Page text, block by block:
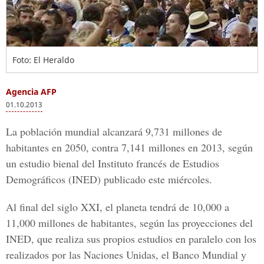
Foto: El Heraldo
Agencia AFP
01.10.2013
La población mundial alcanzará 9,731 millones de
habitantes en 2050, contra 7,141 millones en 2013, según
un estudio bienal del Instituto francés de Estudios
Demográficos (INED) publicado este miércoles.
Al final del siglo XXI, el planeta tendrá de 10,000 a
11,000 millones de habitantes, según las proyecciones del
INED, que realiza sus propios estudios en paralelo con los
realizados por las Naciones Unidas, el Banco Mundial y